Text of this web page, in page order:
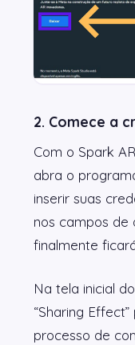
2. Comece a
Com o Spark
abra o
inserir suas
nos campos de
finalmente
Na tela inicial
“Sharing
processo de